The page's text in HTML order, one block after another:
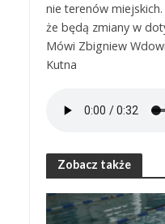
nie terenów
że będą zmiany w
Mówi Zbigniew
Kutna
Zobacz także